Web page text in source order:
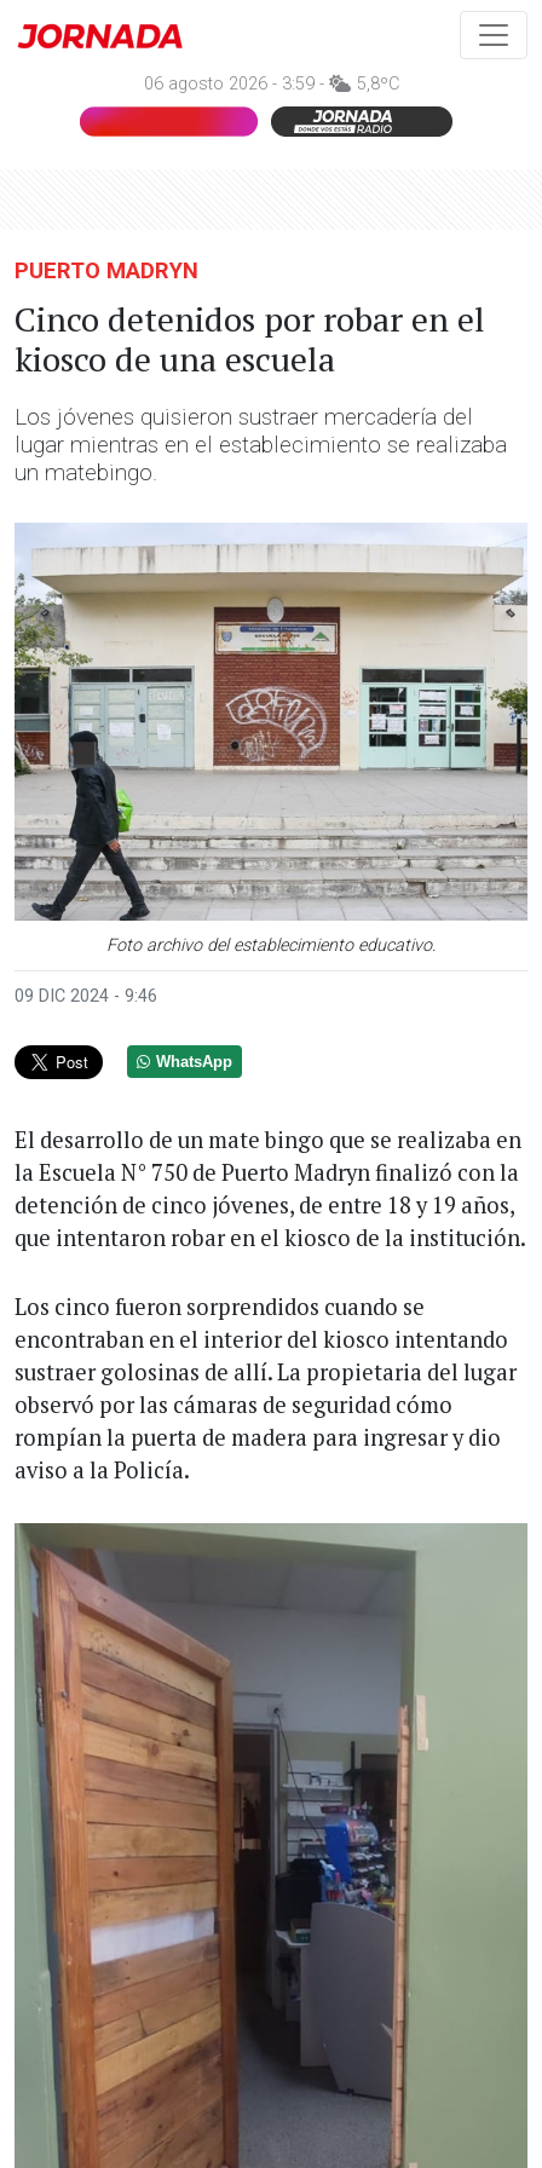
06 agosto 2026 - 3:59 - 5,8ºC
PUERTO MADRYN
Cinco detenidos por robar en el
kiosco de una escuela
Los jóvenes quisieron sustraer mercadería del
lugar mientras en el establecimiento se realizaba
un matebingo.
Foto archivo del establecimiento educativo.
09 DIC 2024 - 9:46
WhatsApp
El desarrollo de un mate bingo que se realizaba en
la Escuela N° 750 de Puerto Madryn finalizó con la
detención de cinco jóvenes, de entre 18 y 19 años,
que intentaron robar en el kiosco de la institución.
Los cinco fueron sorprendidos cuando se
encontraban en el interior del kiosco intentando
sustraer golosinas de allí. La propietaria del lugar
observó por las cámaras de seguridad cómo
rompían la puerta de madera para ingresar y dio
aviso a la Policía.